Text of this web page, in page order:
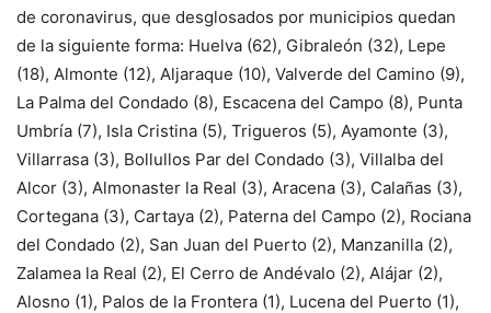
de coronavirus, que desglosados por municipios quedan
de la siguiente forma: Huelva (62), Gibraleón (32), Lepe
(18), Almonte (12), Aljaraque (10), Valverde del Camino (9),
La Palma del Condado (8), Escacena del Campo (8), Punta
Umbría (7), Isla Cristina (5), Trigueros (5), Ayamonte (3),
Villarrasa (3), Bollullos Par del Condado (3), Villalba del
Alcor (3), Almonaster la Real (3), Aracena (3), Calañas (3),
Cortegana (3), Cartaya (2), Paterna del Campo (2), Rociana
del Condado (2), San Juan del Puerto (2), Manzanilla (2),
Zalamea la Real (2), El Cerro de Andévalo (2), Alájar (2),
Alosno (1), Palos de la Frontera (1), Lucena del Puerto (1),